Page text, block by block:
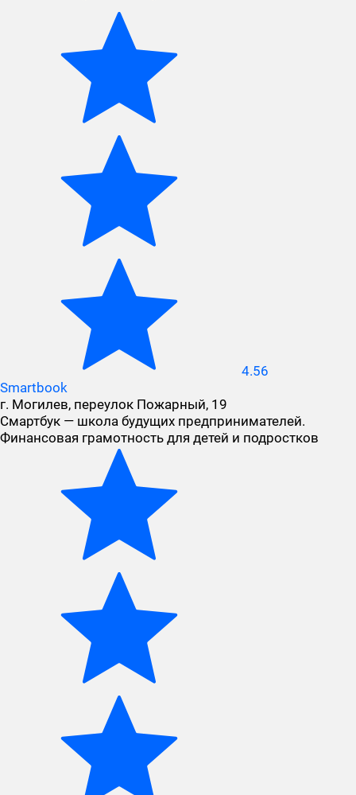
4.56
Smartbook
г. Могилев, переулок Пожарный, 19
Смартбук — школа будущих предпринимателей.
Финансовая грамотность для детей и подростков